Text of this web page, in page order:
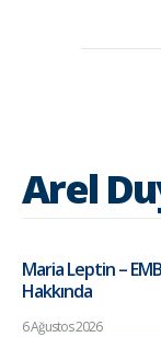
Arel
Maria Leptin –
Hakkında
6 Ağustos 2026